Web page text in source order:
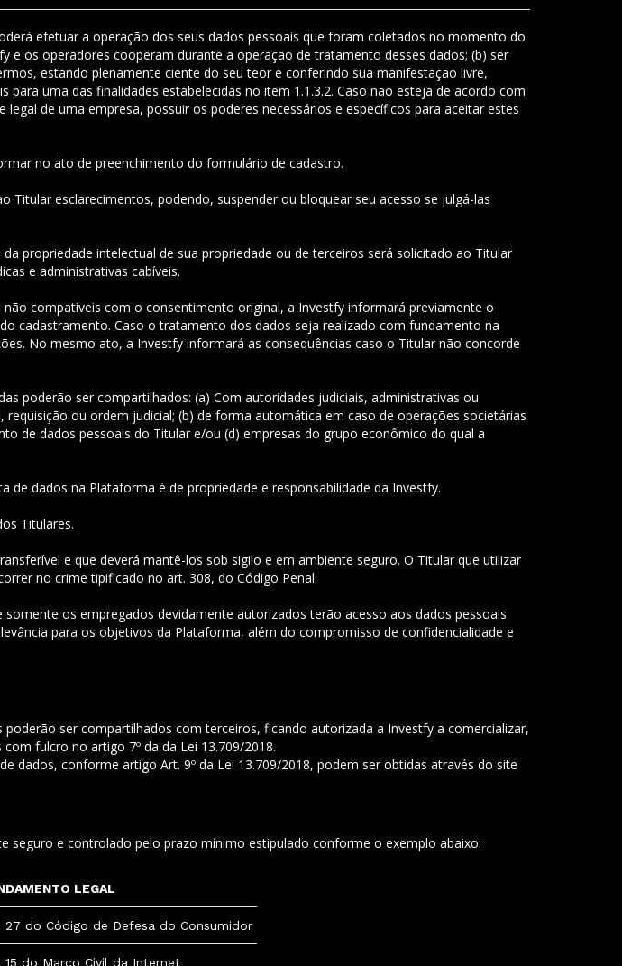
efetuar a operação dos seus dados pessoais que foram coletados no momento do
os operadores cooperam durante a operação de tratamento desses dados; (b) ser
estando plenamente ciente do seu teor e conferindo sua manifestação livre,
uma das finalidades estabelecidas no item 1.1.3.2. Caso não esteja de acordo com
de uma empresa, possuir os poderes necessários e específicos para aceitar estes
no ato de preenchimento do formulário de cadastro.
Titular esclarecimentos, podendo, suspender ou bloquear seu acesso se julgá-las
propriedade intelectual de sua propriedade ou de terceiros será solicitado ao Titular
e administrativas cabíveis.
compatíveis com o consentimento original, a Investfy informará previamente o
cadastramento. Caso o tratamento dos dados seja realizado com fundamento na
No mesmo ato, a Investfy informará as consequências caso o Titular não concorde
poderão ser compartilhados: (a) Com autoridades judiciais, administrativas ou
ou ordem judicial; (b) de forma automática em caso de operações societárias
de dados pessoais do Titular e/ou (d) empresas do grupo econômico do qual a
de dados na Plataforma é de propriedade e responsabilidade da Investfy.
Titulares.
e que deverá mantê-los sob sigilo e em ambiente seguro. O Titular que utilizar
no crime tipificado no art. 308, do Código Penal.
os empregados devidamente autorizados terão acesso aos dados pessoais
para os objetivos da Plataforma, além do compromisso de confidencialidade e
ser compartilhados com terceiros, ficando autorizada a Investfy a comercializar,
fulcro no artigo 7º da da Lei 13.709/2018.
dados, conforme artigo Art. 9º da Lei 13.709/2018, podem ser obtidas através do site
seguro e controlado pelo prazo mínimo estipulado conforme o exemplo abaixo:
LEGAL
27 do Código de Defesa do Consumidor
15 do Marco Civil da Internet